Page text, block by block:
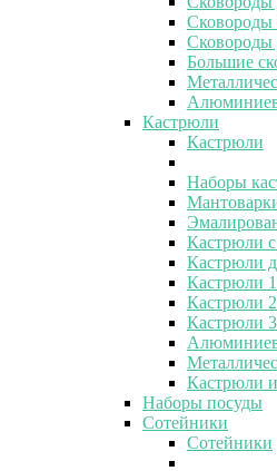
Сковороды
Сковороды
Большие
Кастрюли
Кастрюли
Наборы
Кастрюли
Кастрюли
Кастрюли
Кастрюли
Кастрюли
Кастрюли
Наборы посуды
Сотейники
Сотейники